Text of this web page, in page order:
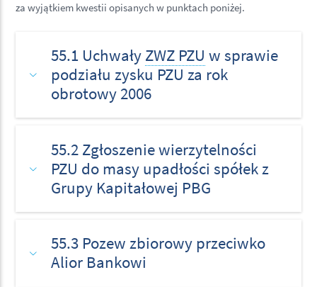
za wyjątkiem kwestii opisanych w punktach poniżej.
55.1 Uchwały ZWZ PZU w sprawie
podziału zysku PZU za rok
obrotowy 2006
55.2 Zgłoszenie wierzytelności
PZU do masy upadłości spółek z
Grupy Kapitałowej PBG
55.3 Pozew zbiorowy przeciwko
Alior Bankowi